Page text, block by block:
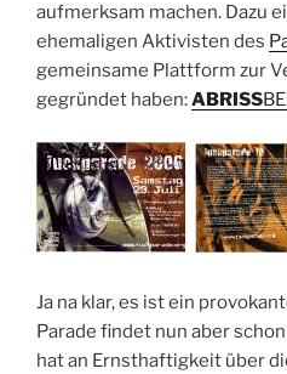
aufmerksam machen. Dazu
ehemaligen Aktivisten des
gemeinsame Plattform zur
gegründet haben:ABRISS
Ja na klar, es ist ein
Parade findet nun aber
hat an Ernsthaftigkeit über